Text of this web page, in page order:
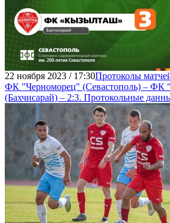
22 ноября 2023 / 17:30Протоколы
ФК "Черноморец" (Севастополь) – ФК
(Бахчисарай) – 2:3. Протокольные